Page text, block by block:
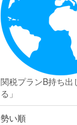
関税プランB持ち出
る」
勢い順